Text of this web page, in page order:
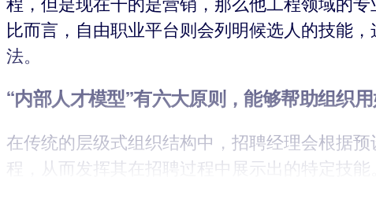
比而言，自由职业平台则会列明候选人的技能
法。
“内部人才模型”有六大原则，能够帮助组织
在传统的层级式组织结构中，招聘经理会根据
程，从而发挥其在招聘过程中展示出的特定技